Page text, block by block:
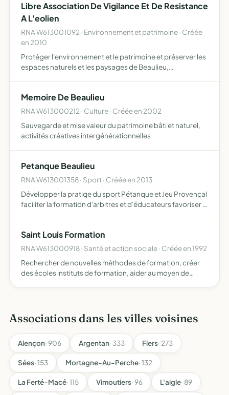
Libre Association De Vigilance Et De Resistance
A L'eolien
RNA W613001092 · Environnement et patrimoine · Créée
en 2010
Protéger l'environnement et le patrimoine et préserver les
espaces naturels et les paysages de Beaulieu,
qui p…
Memoire De Beaulieu
RNA W613000212 · Culture · Créée en 2002
Sauvegarde et mise valeur du patrimoine bâti et naturel,
activités créatives intergénérationnelles
Petanque Beaulieu
RNA W613001358 · Sport · Créée en 2013
Développer la pratiqe du sport Pétanque et Jeu Provençal
faciliter la formation d'arbitres et d'éducateurs favoriser la
Saint Louis Formation
RNA W613000918 · Santé et action sociale · Créée en 1992
Rechercher de nouvelles méthodes de formation, créer
des écoles instituts de formation, aider au moyen de
Associations dans les villes voisines
Alençon· 906 Argentan· 333 Flers· 273
Sées· 153 Mortagne-Au-Perche· 132
La Ferté-Macé· 115 Vimoutiers· 96 L'aigle· 89